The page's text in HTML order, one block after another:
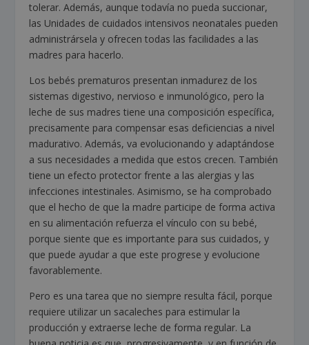
tolerar. Además, aunque todavía no pueda succionar,
las Unidades de cuidados intensivos neonatales pueden
administrársela y ofrecen todas las facilidades a las
madres para hacerlo.
Los bebés prematuros presentan inmadurez de los
sistemas digestivo, nervioso e inmunológico, pero la
leche de sus madres tiene una composición específica,
precisamente para compensar esas deficiencias a nivel
madurativo. Además, va evolucionando y adaptándose
a sus necesidades a medida que estos crecen. También
tiene un efecto protector frente a las alergias y las
infecciones intestinales. Asimismo, se ha comprobado
que el hecho de que la madre participe de forma activa
en su alimentación refuerza el vínculo con su bebé,
porque siente que es importante para sus cuidados, y
que puede ayudar a que este progrese y evolucione
favorablemente.
Pero es una tarea que no siempre resulta fácil, porque
requiere utilizar un sacaleches para estimular la
producción y extraerse leche de forma regular. La